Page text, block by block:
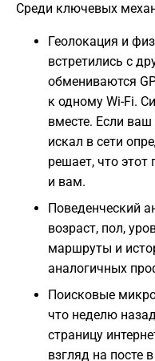
Среди ключевых
Геолокация и
встретились с
обмениваются
к одному Wi-Fi.
вместе. Если ваш
искал в сети
решает, что
и вам.
Поведенческий
возраст, пол,
маршруты и
аналогичных
Поисковые
что неделю
страницу
взгляд на посте